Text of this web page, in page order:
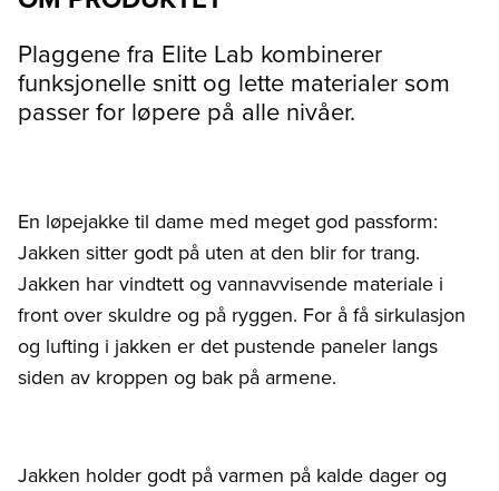
Plaggene fra Elite Lab kombinerer
funksjonelle snitt og lette materialer som
passer for løpere på alle nivåer.
En løpejakke til dame med meget god passform:
Jakken sitter godt på uten at den blir for trang.
Jakken har vindtett og vannavvisende materiale i
front over skuldre og på ryggen. For å få sirkulasjon
og lufting i jakken er det pustende paneler langs
siden av kroppen og bak på armene.
Jakken holder godt på varmen på kalde dager og